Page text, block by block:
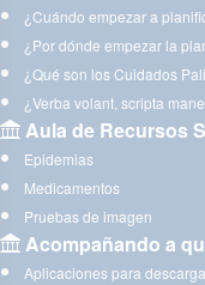
¿Cuándo empezar a
¿Por dónde empezar la
¿Qué son los Cuidados
¿Verba volant, scripta
Aula de Recursos
Epidemias
Medicamentos
Pruebas de imagen
Acompañando a
Aplicaciones para